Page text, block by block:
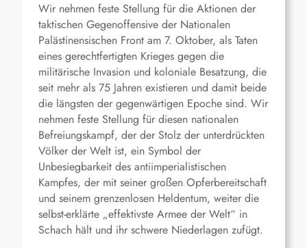
Wir nehmen feste Stellung für die Aktionen der
taktischen Gegenoffensive der Nationalen
Palästinensischen Front am 7. Oktober, als Taten
eines gerechtfertigten Krieges gegen die
militärische Invasion und koloniale Besatzung, die
seit mehr als 75 Jahren existieren und damit beide
die längsten der gegenwärtigen Epoche sind. Wir
nehmen feste Stellung für diesen nationalen
Befreiungskampf, der der Stolz der unterdrückten
Völker der Welt ist, ein Symbol der
Unbesiegbarkeit des antiimperialistischen
Kampfes, der mit seiner großen Opferbereitschaft
und seinem grenzenlosen Heldentum, weiter die
selbst-erklärte „effektivste Armee der Welt“ in
Schach hält und ihr schwere Niederlagen zufügt.